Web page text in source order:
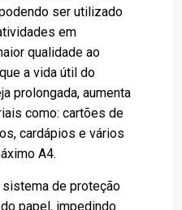
ser utilizado
em
qualidade ao
a vida útil do
prolongada, aumenta
como: cartões de
cardápios e vários
A4.
sistema de proteção
papel, impedindo